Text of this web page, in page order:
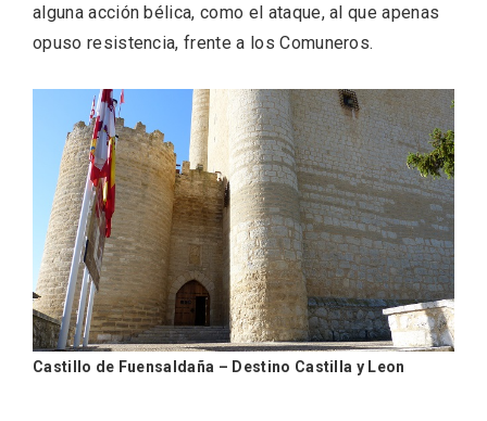
alguna acción bélica, como el ataque, al que apenas
opuso resistencia, frente a los Comuneros.
Castillo de Fuensaldaña – Destino Castilla y Leon